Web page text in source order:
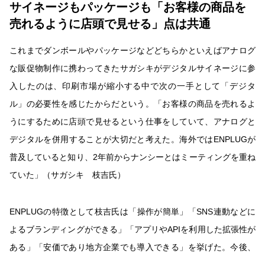
サイネージもパッケージも「お客様の商品を
売れるように店頭で見せる」点は共通
これまでダンボールやパッケージなどどちらかといえばアナログ
な販促物制作に携わってきたサガシキがデジタルサイネージに参
入したのは、印刷市場が縮小する中で次の一手として「デジタ
ル」の必要性を感じたからだという。「お客様の商品を売れるよ
うにするために店頭で見せるという仕事をしていて、アナログと
デジタルを併用することが大切だと考えた。海外ではENPLUGが
普及していると知り、2年前からナンシーとはミーティングを重ね
ていた」（サガシキ 枝吉氏）
ENPLUGの特徴として枝吉氏は「操作が簡単」「SNS連動などに
よるブランディングができる」「アプリやAPIを利用した拡張性が
ある」「安価であり地方企業でも導入できる」を挙げた。今後、